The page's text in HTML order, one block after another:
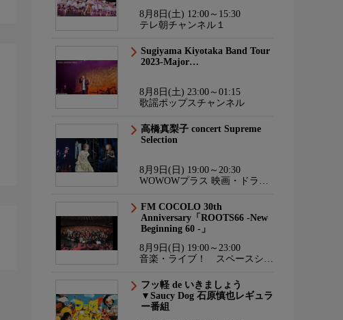
8月8日(土) 12:00～15:30
テレ朝チャンネル１
Sugiyama Kiyotaka Band Tour
2023-Major…
8月8日(土) 23:00～01:15
歌謡ポップスチャンネル
高橋真梨子 concert Supreme
Selection
8月9日(日) 19:00～20:30
WOWOWプラス 映画・ドラ
FM COCOLO 30th
Anniversary「ROOTS66 -New
Beginning 60 -」
8月9日(日) 19:00～23:00
音楽・ライブ！ スペースシャ
フッ軽 de いきましょう
▼Saucy Dog 石原慎也レギュラ
ー番組